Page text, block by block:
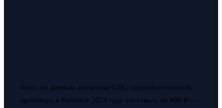
Факт: по данным аналитики GfK, средняя стоимость
проектора в России в 2024 году составила 46 800 ₽ —